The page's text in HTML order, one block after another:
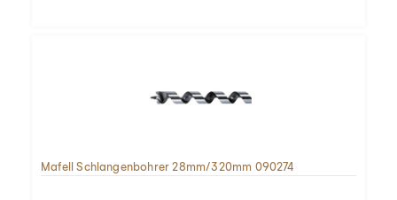
Mafell Schlangenbohrer 28mm/320mm 090274